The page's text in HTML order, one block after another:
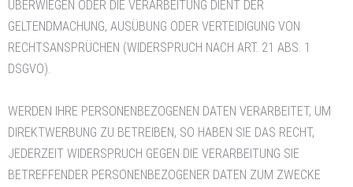
ÜBERWIEGEN ODER DIE VERARBEITUNG DIENT DER
GELTENDMACHUNG, AUSÜBUNG ODER VERTEIDIGUNG VON
RECHTSANSPRÜCHEN (WIDERSPRUCH NACH ART. 21 ABS. 1
DSGVO).
WERDEN IHRE PERSONENBEZOGENEN DATEN VERARBEITET, UM
DIREKTWERBUNG ZU BETREIBEN, SO HABEN SIE DAS RECHT,
JEDERZEIT WIDERSPRUCH GEGEN DIE VERARBEITUNG SIE
BETREFFENDER PERSONENBEZOGENER DATEN ZUM ZWECKE